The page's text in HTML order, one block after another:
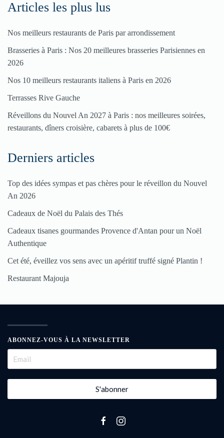
Articles les plus lus
Nos meilleurs restaurants de Paris par arrondissement
Brasseries à Paris : Nos 20 meilleures brasseries Parisiennes en
2026
Nos 10 meilleurs restaurants italiens à Paris en 2026
Terrasses Rive Gauche
Réveillons du Nouvel An 2027 à Paris : nos meilleures soirées,
restaurants, dîners croisière, cabarets à plus de 100€
Derniers articles
Top des idées sympas et pas chères pour le réveillon du Nouvel
An 2026
Cadeaux de Noël du Palais des Thés
Cadeaux tisanes gourmandes Provence d'Antan pour un Noël
Authentique
Cet été, éveillez vos sens avec un apéritif truffé signé Plantin !
Restaurant Majouja
ABONNEZ-VOUS À LA NEWSLETTER
S'abonner